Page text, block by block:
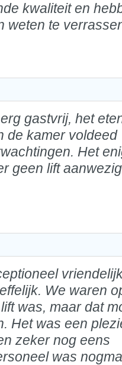
kwaliteit en
weten te
gastvrij, het
de kamer voldeed
Het
geen lift aanwezig
We waren
was, maar dat
Het was een
zeker nog eens
was